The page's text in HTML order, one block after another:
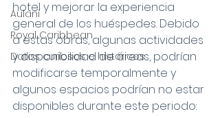
Aulani
Royal Caribbean
Datos curiosos e históricos
hotel y mejorar la experiencia
general de los huéspedes. Debido
a estas obras, algunas actividades
y disponibilidad de áreas, podrían
modificarse temporalmente y
algunos espacios podrían no estar
disponibles durante este periodo: